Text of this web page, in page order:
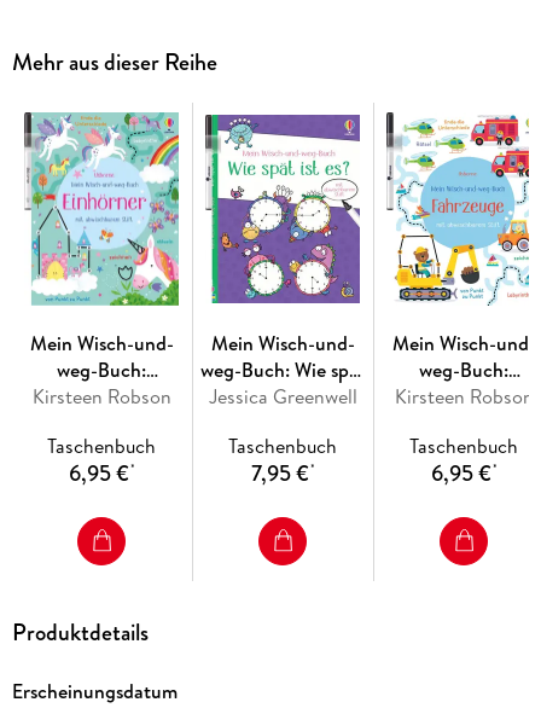
Mehr aus dieser Reihe
Mein Wisch-und-
weg-Buch:
Einhörner
Kirsteen Robson
Taschenbuch
6,95 €*
Mein Wisch-und-
weg-Buch: Wie spät
ist es?
Jessica Greenwell
Taschenbuch
7,95 €*
Mein Wisch-und-
weg-Buch:
Fahrzeuge
Kirsteen Robson
Taschenbuch
6,95 €*
Produktdetails
Erscheinungsdatum